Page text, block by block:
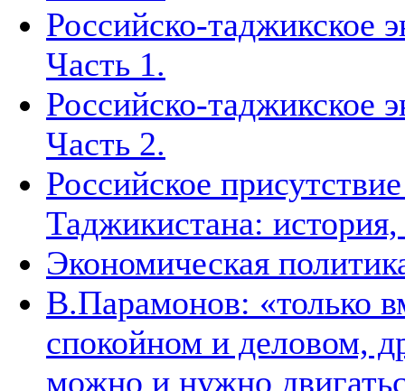
Российско-таджикское
Часть 1.
Российско-таджикское
Часть 2.
Российское
Таджикистана:
Экономическая
В.Парамонов: «только
спокойном и деловом,
можно и нужно